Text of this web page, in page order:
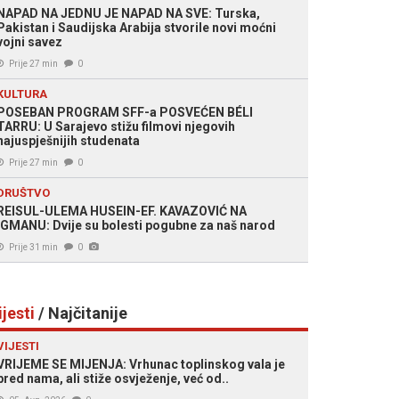
NA JEDNU JE NAPAD NA SVE: Turska,
i Saudijska Arabija stvorile novi moćni
savez
Prije 27 min 0
PROGRAM SFF-a POSVEĆEN BÉLI
U Sarajevo stižu filmovi njegovih
studenata
Prije 27 min 0
ULEMA HUSEIN-EF. KAVAZOVIĆ NA
Dvije su bolesti pogubne za naš narod
Prije 31 min 0
/ Najčitanije
SE MIJENJA: Vrhunac toplinskog vala je
nama, ali stiže osvježenje, već od..